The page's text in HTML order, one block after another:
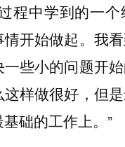
程中学到的一
开始做起。我
些小的问题开
样做很好，但
础的工作上。”